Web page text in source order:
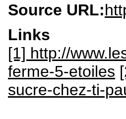
Source URL:
Links
[1] http://
ferme-5-etoiles
sucre-chez-ti-